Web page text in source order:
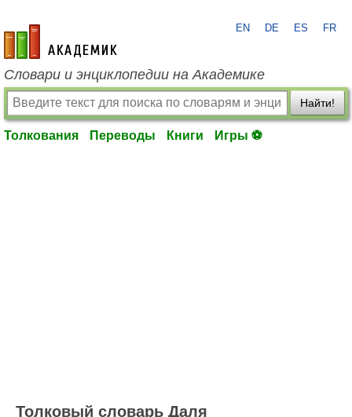
academic.ru
EN DE ES FR
Словари и энциклопедии на Академике
Найти!
Толкования Переводы Книги Игры ⚽
Толковый словарь Даля